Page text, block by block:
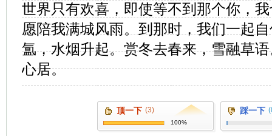
世界只有欢喜，即使等不到那个你，
愿陪我满城风雨。到那时，我们一起
氲，水烟升起。赏冬去春来，雪融草
心居。
顶一下 (3)
100%
踩一下